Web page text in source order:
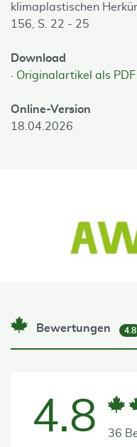
klimaplastischen
156, S. 22 - 25
Download
Originalartikel als PDF
Online-Version
18.04.2026
Bewertungen 4.8
4.8 36